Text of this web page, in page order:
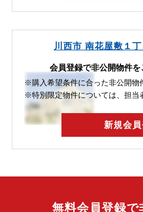
川西市 南花屋敷１
会員登録で非公開物件を
※購入希望条件に合った非公開物
※特別限定物件については、担当
新規会
無料会員登録で